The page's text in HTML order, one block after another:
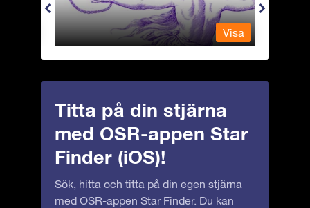
Visa
Titta på din stjärna
med OSR-appen Star
Finder (iOS)!
Sök, hitta och titta på din egen stjärna
med OSR-appen Star Finder. Du kan